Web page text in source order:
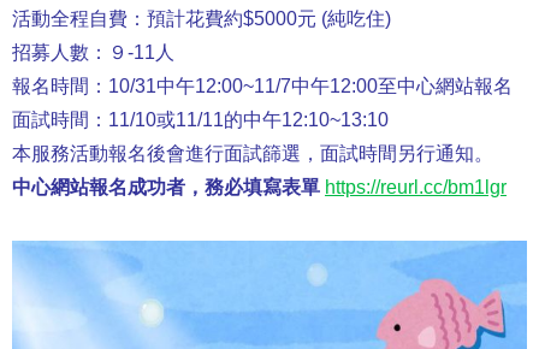
活動全程自費：預計花費約$5000元 (純吃住)
招募人數：９-11人
報名時間：10/31中午12:00~11/7中午12:00至中心網站報名
面試時間：11/10或11/11的中午12:10~13:10
本服務活動報名後會進行面試篩選，面試時間另行通知。
中心網站報名成功者，務必填寫表單 https://reurl.cc/bm1lgr